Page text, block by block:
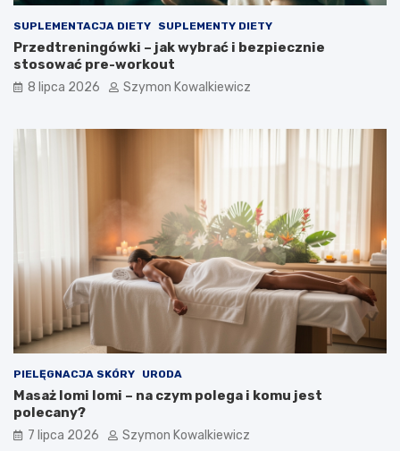
SUPLEMENTACJA DIETY SUPLEMENTY DIETY
Przedtreningówki – jak wybrać i bezpiecznie
stosować pre-workout
8 lipca 2026 Szymon Kowalkiewicz
PIELĘGNACJA SKÓRY URODA
Masaż lomi lomi – na czym polega i komu jest
polecany?
7 lipca 2026 Szymon Kowalkiewicz